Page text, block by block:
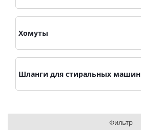
Хомуты
Шланги для стиральных машин
Фильтр